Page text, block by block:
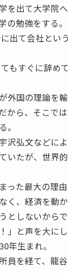
を出て大学院
の勉強をする。
出て会社とい
もすぐに辞め
外国の理論を
から、そこでは
。
沢弘文などに
いたが、世界
った最大の理
く、経済を動
としないからで
」と声を大に
年生まれ。
員を経て、龍